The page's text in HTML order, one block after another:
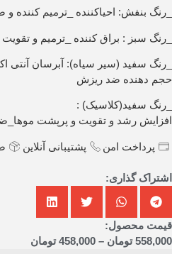
_رنگ بنفش: احیاکننده _ترمیم کننده
_رنگ سبز : براق کننده _ترمیم و
_رنگ سفید (سیر سیاه): آبرسان آنتی
حجم دهنده ضد ریزش
_رنگ سفید(کلاسیک) :
افزایش رشد و تقویت و پرپشت
پرداخت امن پشتیبانی آنلاین
اشتراک گذاری:
قیمت محصول:
558,000 تومان –
458,000 تومان